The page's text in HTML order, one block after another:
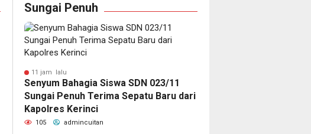
Sungai Penuh
11 jam lalu
Senyum Bahagia Siswa SDN 023/11
Sungai Penuh Terima Sepatu Baru dari
Kapolres Kerinci
105 admincuitan